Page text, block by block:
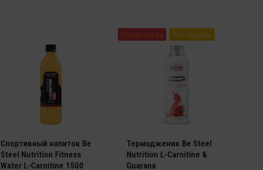
Спортивный напиток Be
Steel Nutrition Fitness
Water L-Carnitine 1500
Распродажа Хит продаж
Термодженик Be Steel
Nutrition L-Carnitine &
Guarana